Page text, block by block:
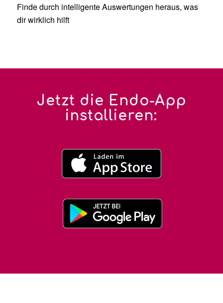
Finde durch intelligente Auswertungen heraus, was
dir wirklich hilft
Jetzt die Endo-App
installieren: